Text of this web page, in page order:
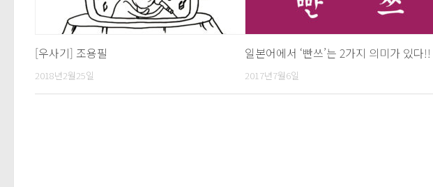
[우사기] 조용필
2018년2월25일
일본어에서 ‘빤쓰’는 2가지 의미가 있다!!
2017년7월6일